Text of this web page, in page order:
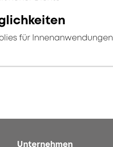
für Innenanwendungen
Unternehmen